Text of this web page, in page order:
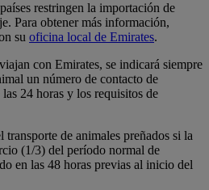
restringen la importación de
Para obtener más información,
su oficina local de Emirates.
con Emirates, se indicará siempre
un número de contacto de
24 horas y los requisitos de
transporte de animales preñados si la
(1/3) del período normal de
en las 48 horas previas al inicio del